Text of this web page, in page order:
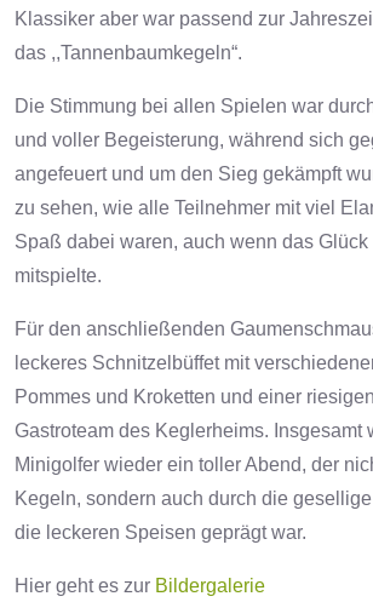
Klassiker aber war passend zur
das ,,Tannenbaumkegeln“.
Die Stimmung bei allen Spielen war
und voller Begeisterung, während sich
angefeuert und um den Sieg gekämpft
zu sehen, wie alle Teilnehmer mit viel
Spaß dabei waren, auch wenn das Glück
mitspielte.
Für den anschließenden
leckeres Schnitzelbüffet mit
Pommes und Kroketten und einer
Gastroteam des Keglerheims. Insgesamt
Minigolfer wieder ein toller Abend, der
Kegeln, sondern auch durch die
die leckeren Speisen geprägt war.
Hier geht es zur Bildergalerie